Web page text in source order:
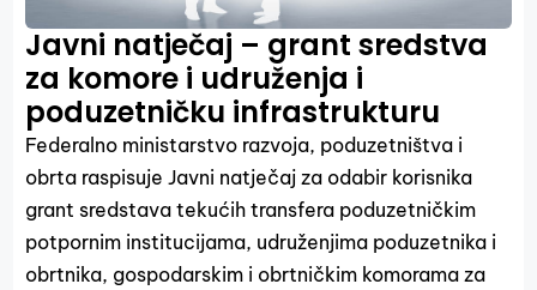
Javni natječaj – grant sredstva
za komore i udruženja i
poduzetničku infrastrukturu
Federalno ministarstvo razvoja, poduzetništva i
obrta raspisuje Javni natječaj za odabir korisnika
grant sredstava tekućih transfera poduzetničkim
potpornim institucijama, udruženjima poduzetnika i
obrtnika, gospodarskim i obrtničkim komorama za